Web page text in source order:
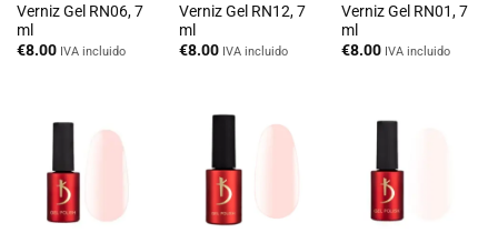
Verniz Gel RN06, 7
ml
€8.00 IVA incluido
Verniz Gel RN12, 7
ml
€8.00 IVA incluido
Verniz Gel RN01, 7
ml
€8.00 IVA incluido